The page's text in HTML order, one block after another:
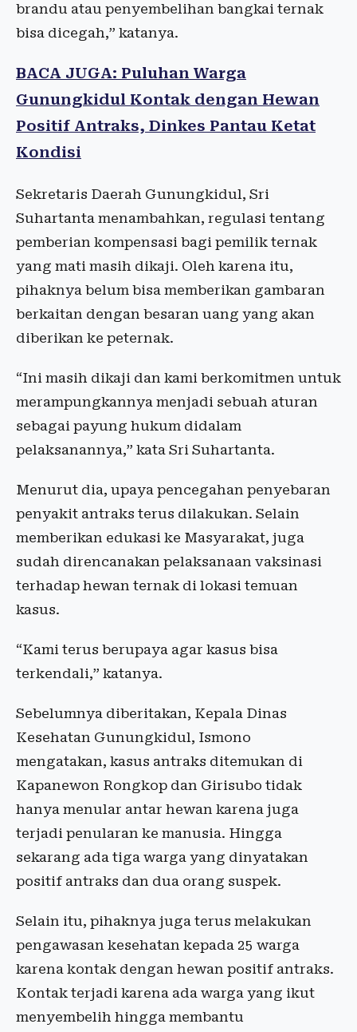
brandu atau penyembelihan bangkai ternak
bisa dicegah,” katanya.
BACA JUGA: Puluhan Warga
Gunungkidul Kontak dengan Hewan
Positif Antraks, Dinkes Pantau Ketat
Kondisi
Sekretaris Daerah Gunungkidul, Sri
Suhartanta menambahkan, regulasi tentang
pemberian kompensasi bagi pemilik ternak
yang mati masih dikaji. Oleh karena itu,
pihaknya belum bisa memberikan gambaran
berkaitan dengan besaran uang yang akan
diberikan ke peternak.
“Ini masih dikaji dan kami berkomitmen untuk
merampungkannya menjadi sebuah aturan
sebagai payung hukum didalam
pelaksanannya,” kata Sri Suhartanta.
Menurut dia, upaya pencegahan penyebaran
penyakit antraks terus dilakukan. Selain
memberikan edukasi ke Masyarakat, juga
sudah direncanakan pelaksanaan vaksinasi
terhadap hewan ternak di lokasi temuan
kasus.
“Kami terus berupaya agar kasus bisa
terkendali,” katanya.
Sebelumnya diberitakan, Kepala Dinas
Kesehatan Gunungkidul, Ismono
mengatakan, kasus antraks ditemukan di
Kapanewon Rongkop dan Girisubo tidak
hanya menular antar hewan karena juga
terjadi penularan ke manusia. Hingga
sekarang ada tiga warga yang dinyatakan
positif antraks dan dua orang suspek.
Selain itu, pihaknya juga terus melakukan
pengawasan kesehatan kepada 25 warga
karena kontak dengan hewan positif antraks.
Kontak terjadi karena ada warga yang ikut
menyembelih hingga membantu